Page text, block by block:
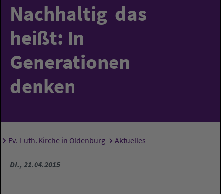
Nachhaltig  das
heißt: In
Generationen
denken
Sie sind hier:
Ev.-Luth. Kirche in Oldenburg Aktuelles
DI., 21.04.2015